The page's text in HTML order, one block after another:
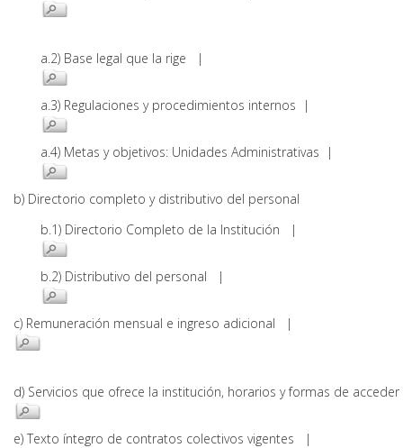
a.2) Base legal que la rige |
a.3) Regulaciones y procedimientos internos |
a.4) Metas y objetivos: Unidades Administrativas |
b) Directorio completo y distributivo del personal
b.1) Directorio Completo de la Institución |
b.2) Distributivo del personal |
c) Remuneración mensual e ingreso adicional |
d) Servicios que ofrece la institución, horarios y formas de
e) Texto íntegro de contratos colectivos vigentes |